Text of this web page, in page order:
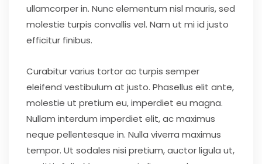
ullamcorper in. Nunc elementum nisl mauris, sed
molestie turpis convallis vel. Nam ut mi id justo
efficitur finibus.
Curabitur varius tortor ac turpis semper
eleifend vestibulum at justo. Phasellus elit ante,
molestie ut pretium eu, imperdiet eu magna.
Nullam interdum imperdiet elit, ac maximus
neque pellentesque in. Nulla viverra maximus
tempor. Ut sodales nisi pretium, auctor ligula ut,